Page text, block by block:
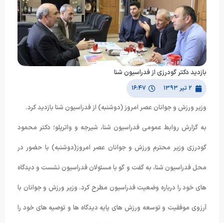
بازدید دکتر گودرزی از فدراسیون شنا
۲ تیر ۱۳۹۳ ۱۶:۴۷
وزیر ورزش و جوانان عصر امروز (دوشنبه) از فدراسیون شنا بازدید کرد.
به گزارش روابط عمومی فدراسیون شنا، شیرجه و واترپلو؛ دکتر محمود
گودرزی وزیر محترم ورزش و جوانان عصر امروز(دوشنبه) با حضور در
محل فدراسیون شنا، به گفت و گو با مسئولان فدراسیون نشست و دیدگاه
های خود را درباره وضعیت فدراسیون مطرح کرد. وزیر ورزش و جوانان با
آرزوی موفقیت و توسعه ورزش های پایه دیدگاه ها و توصیه های خود را